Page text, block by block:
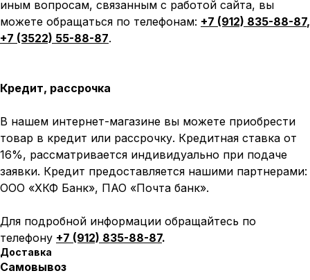
иным вопросам, связанным с работой сайта, вы
можете обращаться по телефонам: +7 (912) 835-88-87,
+7 (3522) 55-88-87.
Кредит, рассрочка
В нашем интернет-магазине вы можете приобрести
товар в кредит или рассрочку. Кредитная ставка от
16%, рассматривается индивидуально при подаче
заявки. Кредит предоставляется нашими партнерами:
ООО «ХКФ Банк», ПАО «Почта банк».
Для подробной информации обращайтесь по
телефону +7 (912) 835-88-87.
Доставка
Самовывоз